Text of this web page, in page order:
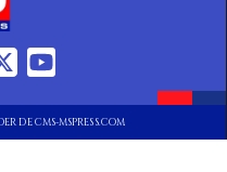
DE CMS-MSPRESS.COM